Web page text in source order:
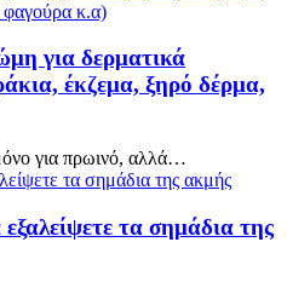
για δερματικά
έκζεμα, ξηρό δέρμα,
για πρωινό, αλλά…
τα σημάδια της